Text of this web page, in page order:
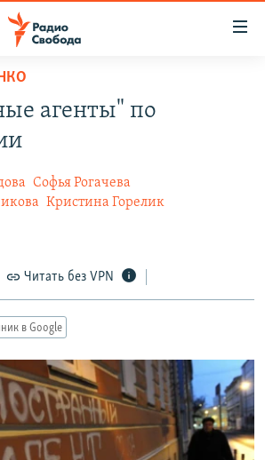
РАССЫЛКУ
агенты" по
Софья Рогачева
Кристина Горелик
Читать без VPN
в Google